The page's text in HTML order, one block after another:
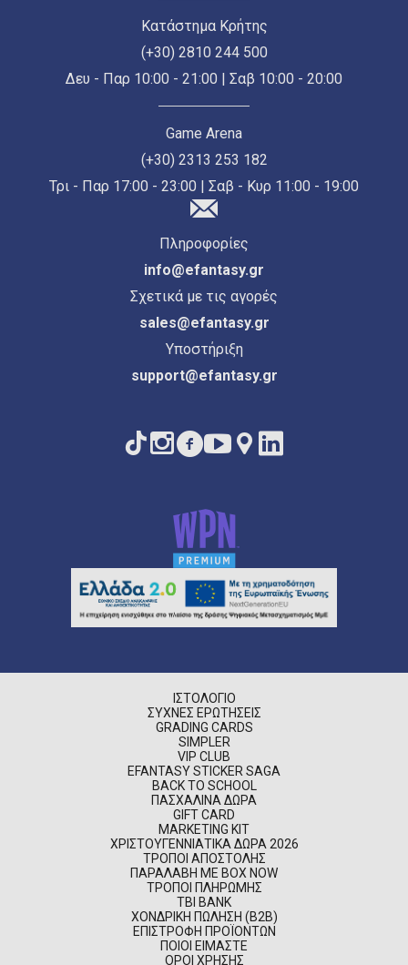
Κατάστημα Κρήτης
(+30) 2810 244 500
Δευ - Παρ 10:00 - 21:00 | Σαβ 10:00 - 20:00
Game Arena
(+30) 2313 253 182
Τρι - Παρ 17:00 - 23:00 | Σαβ - Κυρ 11:00 - 19:00
Πληροφορίες
info@efantasy.gr
Σχετικά με τις αγορές
sales@efantasy.gr
Υποστήριξη
support@efantasy.gr
ΙΣΤΟΛΌΓΙΟ
ΣΥΧΝΈΣ ΕΡΩΤΉΣΕΙΣ
GRADING CARDS
SIMPLER
VIP CLUB
EFANTASY STICKER SAGA
BACK TO SCHOOL
ΠΑΣΧΑΛΙΝΆ ΔΏΡΑ
GIFT CARD
MARKETING KIT
ΧΡΙΣΤΟΥΓΕΝΝΙΆΤΙΚΑ ΔΏΡΑ 2026
ΤΡΌΠΟΙ ΑΠΟΣΤΟΛΉΣ
ΠΑΡΑΛΑΒΉ ΜΕ BOX NOW
ΤΡΌΠΟΙ ΠΛΗΡΩΜΉΣ
TBI BANK
ΧΟΝΔΡΙΚΉ ΠΏΛΗΣΗ (B2B)
ΕΠΙΣΤΡΟΦΉ ΠΡΟΪΌΝΤΩΝ
ΠΟΙΟΊ ΕΊΜΑΣΤΕ
ΌΡΟΙ ΧΡΉΣΗΣ